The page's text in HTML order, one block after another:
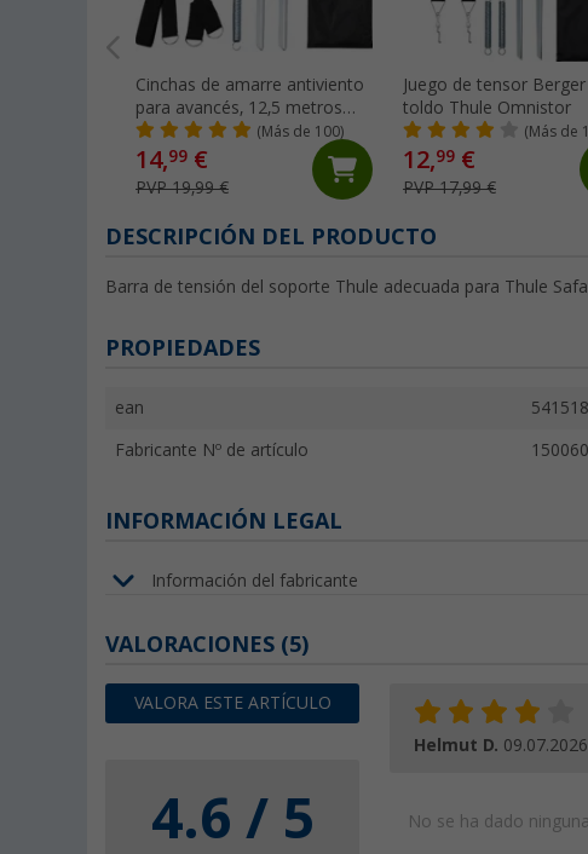
Cinchas de amarre antiviento
para avancés, 12,5 metros
Berger
(Más de 100)
14,99 €
PVP 19,99 €
Juego de tensor
toldo Thule Omnistor
(Más de
12,99 €
PVP 17,99 €
DESCRIPCIÓN DEL PRODUCTO
Barra de tensión del soporte Thule adecuada para Thule
PROPIEDADES
ean
Fabricante Nº de artículo
INFORMACIÓN LEGAL
Información del fabricante
VALORACIONES (5)
VALORA ESTE ARTÍCULO
4.6 / 5
Helmut D. 09.07.2026
No se ha dado